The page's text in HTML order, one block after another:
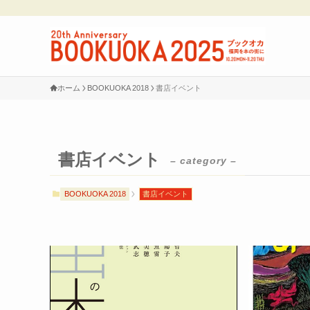
ホーム BOOKUOKA 2018 書店イベント
書店イベント – category –
BOOKUOKA 2018 書店イベント